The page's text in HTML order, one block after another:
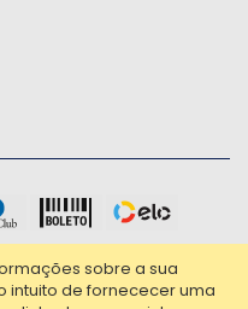
sobre a sua
intuito de fornececer uma